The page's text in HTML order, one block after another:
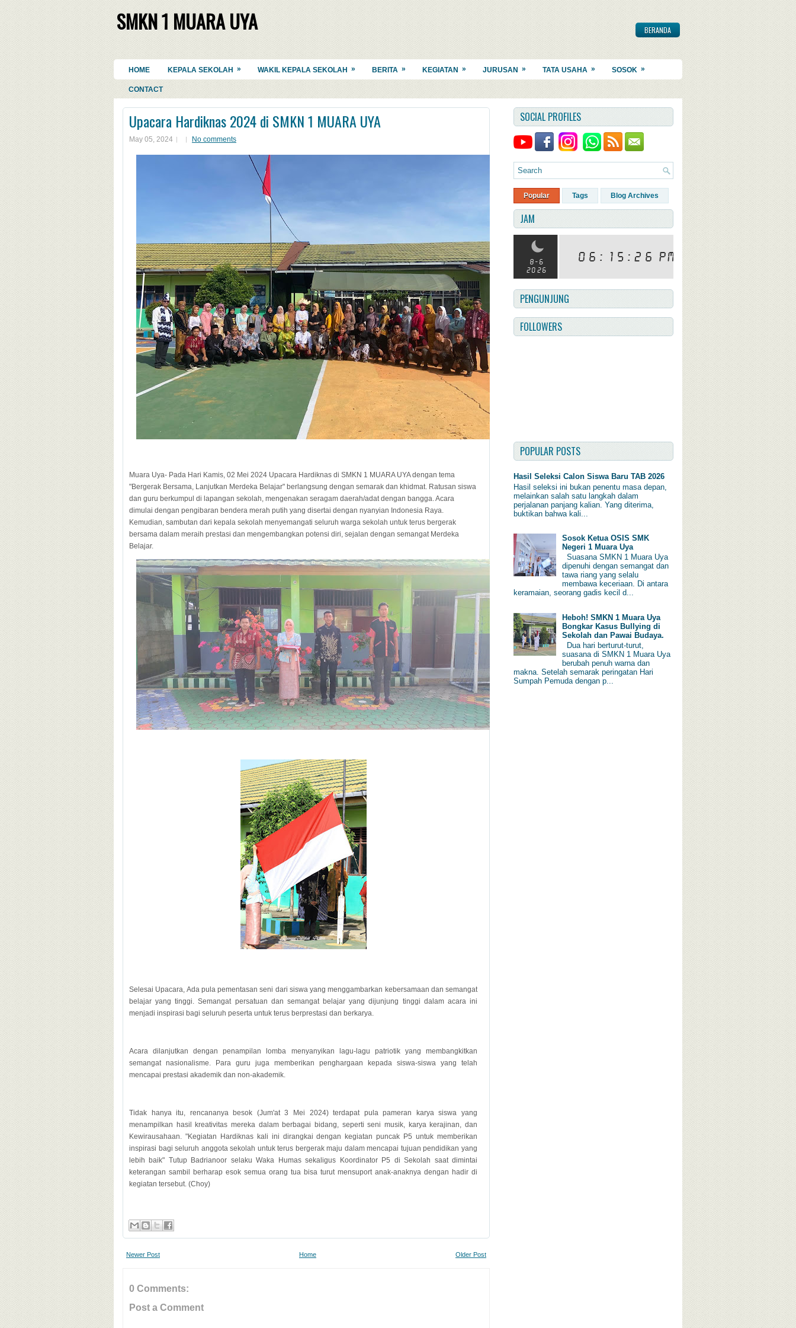
SMKN 1 MUARA UYA BERANDA
HOME KEPALA SEKOLAH » WAKIL KEPALA SEKOLAH » BERITA » KEGIATAN » JURUSAN » TATA USAHA » SOSOK »
CONTACT
Upacara Hardiknas 2024 di SMKN 1 MUARA UYA
May 05, 2024 No comments
Muara Uya- Pada Hari Kamis, 02 Mei 2024 Upacara Hardiknas di SMKN 1 MUARA UYA dengan tema
"Bergerak Bersama, Lanjutkan Merdeka Belajar" berlangsung dengan semarak dan khidmat. Ratusan siswa
dan guru berkumpul di lapangan sekolah, mengenakan seragam daerah/adat dengan bangga. Acara
dimulai dengan pengibaran bendera merah putih yang disertai dengan nyanyian Indonesia Raya.
Kemudian, sambutan dari kepala sekolah menyemangati seluruh warga sekolah untuk terus bergerak
bersama dalam meraih prestasi dan mengembangkan potensi diri, sejalan dengan semangat Merdeka
Belajar.
Selesai Upacara, Ada pula pementasan seni dari siswa yang menggambarkan kebersamaan dan semangat
belajar yang tinggi. Semangat persatuan dan semangat belajar yang dijunjung tinggi dalam acara ini
menjadi inspirasi bagi seluruh peserta untuk terus berprestasi dan berkarya.
Acara dilanjutkan dengan penampilan lomba menyanyikan lagu-lagu patriotik yang membangkitkan
semangat nasionalisme. Para guru juga memberikan penghargaan kepada siswa-siswa yang telah
mencapai prestasi akademik dan non-akademik.
Tidak hanya itu, rencananya besok (Jum'at 3 Mei 2024) terdapat pula pameran karya siswa yang
menampilkan hasil kreativitas mereka dalam berbagai bidang, seperti seni musik, karya kerajinan, dan
Kewirausahaan. "Kegiatan Hardiknas kali ini dirangkai dengan kegiatan puncak P5 untuk memberikan
inspirasi bagi seluruh anggota sekolah untuk terus bergerak maju dalam mencapai tujuan pendidikan yang
lebih baik" Tutup Badrianoor selaku Waka Humas sekaligus Koordinator P5 di Sekolah saat dimintai
keterangan sambil berharap esok semua orang tua bisa turut mensuport anak-anaknya dengan hadir di
kegiatan tersebut. (Choy)
Newer Post Older Post
Home
0 Comments:
Post a Comment
SOCIAL PROFILES
Popular Tags Blog Archives
JAM
PENGUNJUNG
FOLLOWERS
POPULAR POSTS
Hasil Seleksi Calon Siswa Baru TAB 2026
Hasil seleksi ini bukan penentu masa depan,
melainkan salah satu langkah dalam
perjalanan panjang kalian. Yang diterima,
buktikan bahwa kali...
Sosok Ketua OSIS SMK
Negeri 1 Muara Uya
Suasana SMKN 1 Muara Uya
dipenuhi dengan semangat dan
tawa riang yang selalu
membawa keceriaan. Di antara
keramaian, seorang gadis kecil d...
Heboh! SMKN 1 Muara Uya
Bongkar Kasus Bullying di
Sekolah dan Pawai Budaya.
Dua hari berturut-turut,
suasana di SMKN 1 Muara Uya
berubah penuh warna dan
makna. Setelah semarak peringatan Hari
Sumpah Pemuda dengan p...